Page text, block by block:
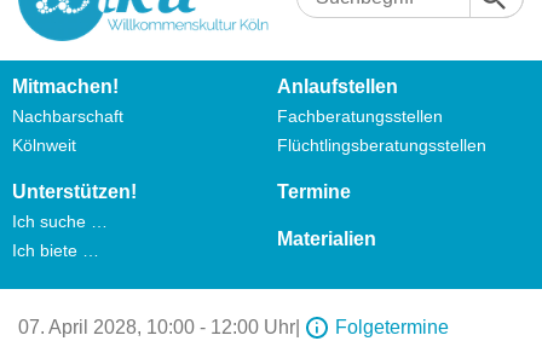
Mitmachen!
Nachbarschaft
Kölnweit
Anlaufstellen
Fachberatungsstellen
Flüchtlingsberatungsstellen
Unterstützen!
Ich suche …
Ich biete …
Termine
Materialien
07. April 2028, 10:00 - 12:00 Uhr Folgetermine